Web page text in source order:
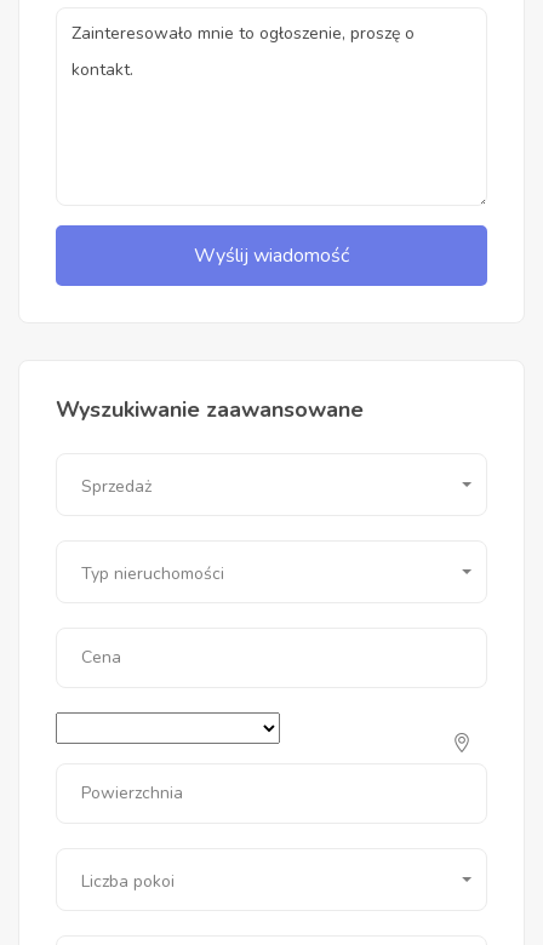
Wyślij wiadomość
Wyszukiwanie zaawansowane
Sprzedaż
Typ nieruchomości
Cena
Powierzchnia
Liczba pokoi